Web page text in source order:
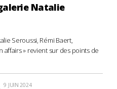
Natalie
Seroussi, Rémi Baert,
affairs » revient sur des points de
9 JUIN 2024